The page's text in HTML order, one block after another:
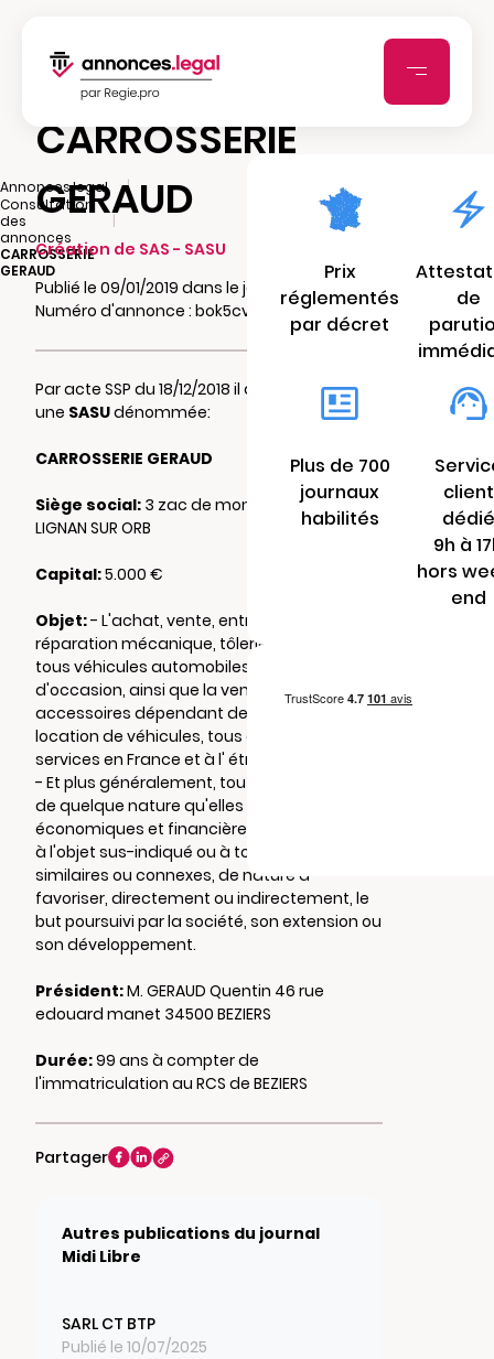
Annonces.legal
|
Consultation
des
annonces
|
CARROSSERIE
GERAUD
CARROSSERIE
GERAUD
Création de SAS - SASU
Publié le 09/01/2019 dans le journal Midi Libre
Numéro d'annonce : bok5cvejao
Par acte SSP du 18/12/2018 il a été constitué
une SASUdénommée:
CARROSSERIE GERAUD
Siège social: 3 zac de montaury. 34490
LIGNAN SUR ORB
Capital:5.000 €
Objet:- L'achat, vente, entretien et
réparation mécanique, tôlerie, peinture de
tous véhicules automobiles neufs et
d'occasion, ainsi que la vente de tous
accessoires dépendant de cette activité,
location de véhicules, tous commerces et
services en France et à l' étranger.
- Et plus généralement, toutes opérations,
de quelque nature qu'elles soient, juridiques,
économiques et financières, se rattachant
à l'objet sus-indiqué ou à tous autres objets
similaires ou connexes, de nature à
favoriser, directement ou indirectement, le
but poursuivi par la société, son extension ou
son développement.
Président:M. GERAUD Quentin 46 rue
edouard manet 34500 BEZIERS
Durée:99 ans à compter de
l'immatriculation au RCS de BEZIERS
Partager
Autres publications du journal
Midi Libre
SARL CT BTP
Publié le 10/07/2025
Prix
réglementés
par décret
de
Plus de 700
journaux
habilités
client
dédié
9h à
hors
end